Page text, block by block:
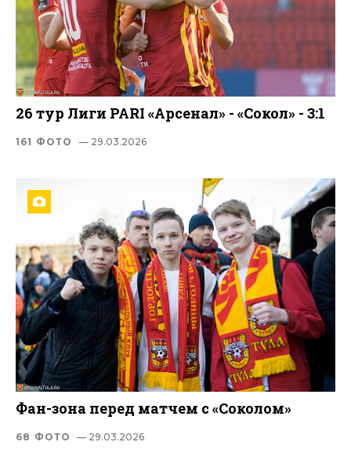
26 тур Лиги PARI «Арсенал» - «Сокол» - 3:1
161 ФОТО — 29.03.2026
Фан-зона перед матчем с «Соколом»
68 ФОТО — 29.03.2026